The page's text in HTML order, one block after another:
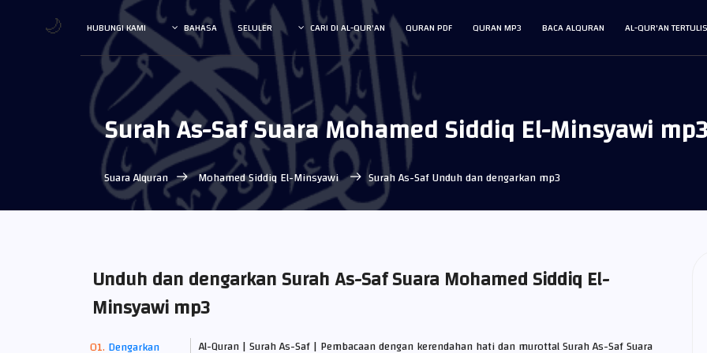
AL-QUR'AN TERTULIS
BACA ALQURAN
QURAN MP3
QURAN PDF
CARI DI AL-QUR'AN
SELULER
BAHASA
HUBUNGI KAMI
Surah As-Saf Suara Mohamed Siddiq El-Minsyawi mp3
Suara Alquran Mohamed Siddiq El-Minsyawi Surah As-Saf Unduh dan dengarkan mp3
Unduh dan dengarkan Surah As-Saf Suara Mohamed Siddiq El-
Minsyawi mp3
Dengarkan Al-Quran | Surah As-Saf | Pembacaan dengan kerendahan hati dan murottal Surah As-Saf Suara
🌙